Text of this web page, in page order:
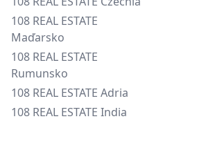
108 REAL ESTATE
Maďarsko
108 REAL ESTATE
Rumunsko
108 REAL ESTATE Adria
108 REAL ESTATE India